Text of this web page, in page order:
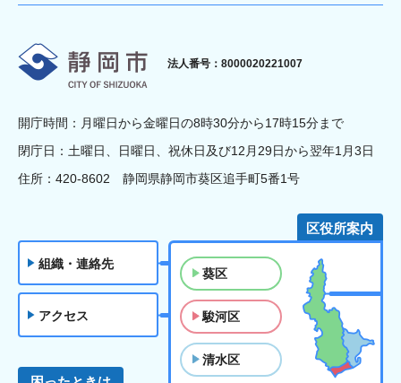
静岡市
法人番号：8000020221007
開庁時間：月曜日から金曜日の8時30分から17時15分まで
閉庁日：土曜日、日曜日、祝休日及び12月29日から翌年1月3日
住所：420-8602 静岡県静岡市葵区追手町5番1号
組織・連絡先
アクセス
区役所案内
葵区
駿河区
清水区